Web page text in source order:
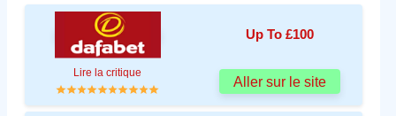
Up To £100
Lire la critique
Aller sur le site